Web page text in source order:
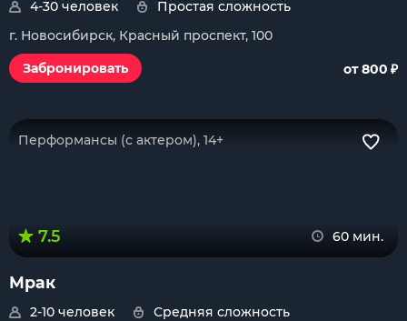
4-30 человек
Простая сложность
г. Новосибирск, Красный проспект, 100
Забронировать
от 800 ₽
Перформансы (с актером), 14+
7.5 60 мин.
Мрак
2-10 человек
Средняя сложность